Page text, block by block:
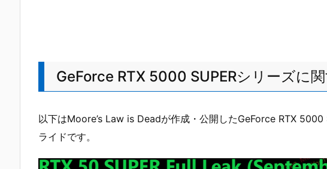
GeForce RTX 5000 SUPERシリーズに
以下はMoore’s Law is Deadが作成・公開したGeForce RTX 5000
ライドです。